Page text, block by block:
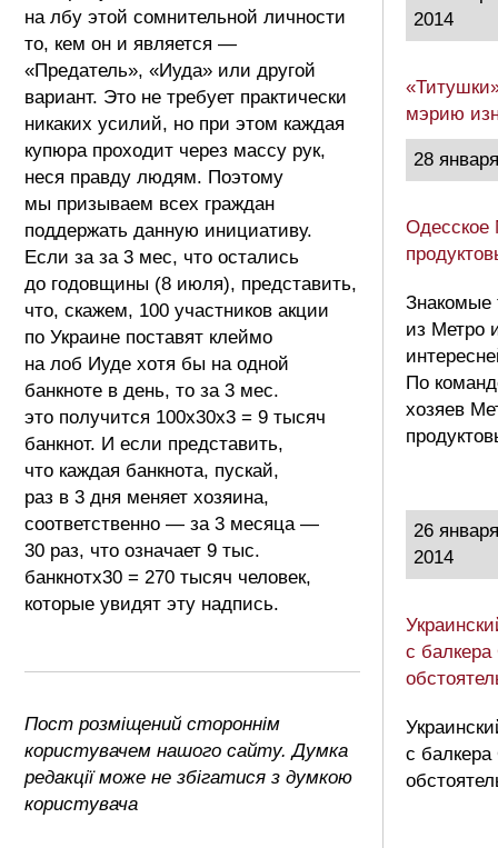
на лбу этой сомнительной личности
то, кем он и является —
«Предатель», «Иуда» или другой
вариант. Это не требует практически
никаких усилий, но при этом каждая
купюра проходит через массу рук,
неся правду людям. Поэтому
мы призываем всех граждан
поддержать данную инициативу.
Если за за 3 мес, что остались
до годовщины (8 июля), представить,
что, скажем, 100 участников акции
по Украине поставят клеймо
на лоб Иуде хотя бы на одной
банкноте в день, то за 3 мес.
это получится 100х30х3 = 9 тысяч
банкнот. И если представить,
что каждая банкнота, пускай,
раз в 3 дня меняет хозяина,
соответственно — за 3 месяца —
30 раз, что означает 9 тыс.
банкнотх30 = 270 тысяч человек,
которые увидят эту надпись.
Пост розміщений стороннім
користувачем нашого сайту. Думка
редакції може не збігатися з думкою
користувача
2014
мэрию
28
Одесское
Знакомые
из Метро
По
хозяев
26 января
2014
с
с